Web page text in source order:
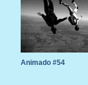
Animado #54